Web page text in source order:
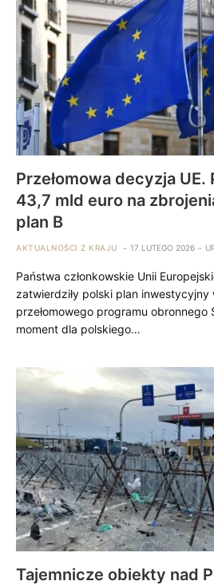
Przełomowa decyzja
43,7 mld euro na
plan B
AKTUALNOŚCI Z KRAJU 17 LUTEGO 2026
Państwa członkowskie Unii
zatwierdziły polski plan inwestycyjny
przełomowego programu obronnego
moment dla polskiego…
Tajemnicze obiekty nad